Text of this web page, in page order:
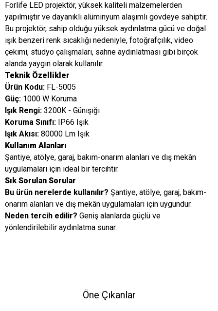
Forlife LED projektör, yüksek kaliteli malzemelerden
yapılmıştır ve dayanıklı alüminyum alaşımlı gövdeye sahiptir.
Bu projektör, sahip olduğu yüksek aydınlatma gücü ve doğal
ışık benzeri renk sıcaklığı nedeniyle, fotoğrafçılık, video
çekimi, stüdyo çalışmaları, sahne aydınlatması gibi birçok
alanda yaygın olarak kullanılır.
Teknik Özellikler
Ürün Kodu: FL-5005
Güç: 1000 W Koruma
Işık Rengi: 3200K - Günışığı
Koruma Sınıfı: IP66 Işık
Işık Akısı: 80000 Lm Işık
Kullanım Alanları
Şantiye, atölye, garaj, bakım-onarım alanları ve dış mekân
uygulamaları için ideal bir tercihtir.
Sık Sorulan Sorular
Bu ürün nerelerde kullanılır? Şantiye, atölye, garaj, bakım-
onarım alanları ve dış mekân uygulamaları için uygundur.
Neden tercih edilir? Geniş alanlarda güçlü ve
yönlendirilebilir aydınlatma sunar.
Öne Çıkanlar